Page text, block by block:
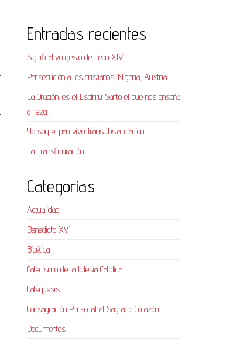
Entradas recientes
Significativo gesto de León XIV
Persecución a los cristianos: Nigeria, Austria
La Oración: es el Espíritu Santo el que nos enseña
a rezar.
Yo soy el pan vivo: transubstanciación
La Transfiguración
Categorías
Actualidad
Benedicto XVI
Bioética
Catecismo de la Iglesia Católica
Catequesis
Consagración Personal al Sagrado Corazón
Documentos